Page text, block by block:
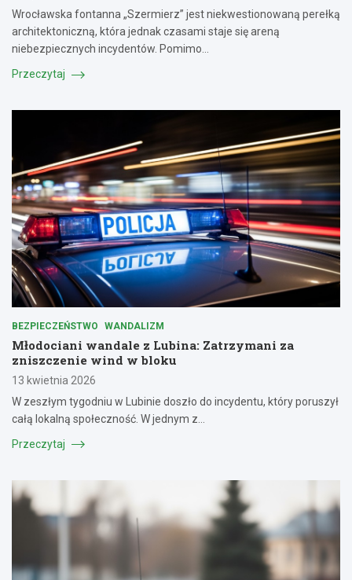
Wrocławska fontanna „Szermierz” jest niekwestionowaną perełką
architektoniczną, która jednak czasami staje się areną
niebezpiecznych incydentów. Pomimo…
Przeczytaj
BEZPIECZEŃSTWO WANDALIZM
Młodociani wandale z Lubina: Zatrzymani za
zniszczenie wind w bloku
13 kwietnia 2026
W zeszłym tygodniu w Lubinie doszło do incydentu, który poruszył
całą lokalną społeczność. W jednym z…
Przeczytaj